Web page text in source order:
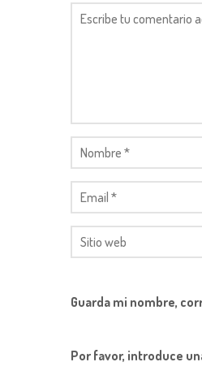
Guarda mi nombre,
Por favor, introduce